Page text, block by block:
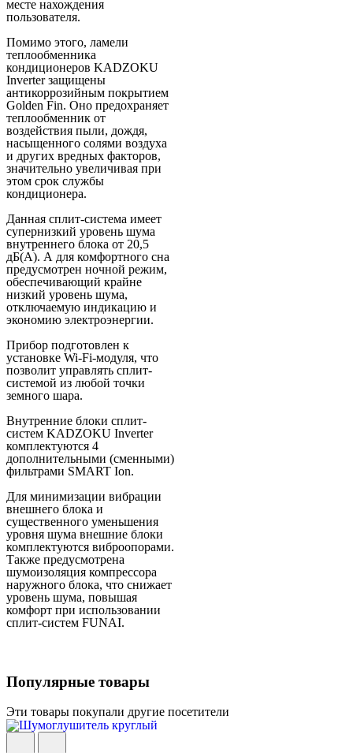
месте нахождения
пользователя.
Помимо этого, ламели
теплообменника
кондиционеров KADZOKU
Inverter защищены
антикоррозийным покрытием
Golden Fin. Оно предохраняет
теплообменник от
воздействия пыли, дождя,
насыщенного солями воздуха
и других вредных факторов,
значительно увеличивая при
этом срок службы
кондиционера.
Данная сплит-система имеет
супернизкий уровень шума
внутреннего блока от 20,5
дБ(А). А для комфортного сна
предусмотрен ночной режим,
обеспечивающий крайне
низкий уровень шума,
отключаемую индикацию и
экономию электроэнергии.
Прибор подготовлен к
установке Wi-Fi-модуля, что
позволит управлять сплит-
системой из любой точки
земного шара.
Внутренние блоки сплит-
систем KADZOKU Inverter
комплектуются 4
дополнительными (сменными)
фильтрами SMART Ion.
Для минимизации вибрации
внешнего блока и
существенного уменьшения
уровня шума внешние блоки
комплектуются виброопорами.
Также предусмотрена
шумоизоляция компрессора
наружного блока, что снижает
уровень шума, повышая
комфорт при использовании
сплит-систем FUNAI.
Популярные товары
Эти товары покупали другие посетители